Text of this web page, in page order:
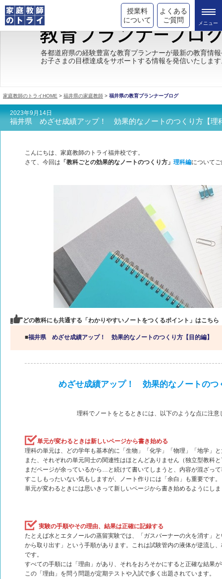
授業料
について
よくある
ご質問
トライの教育理念
成績が上がる理由
都道府県別情報
合格体験談
受験情報
各都道府県の経験豊富な教育プランナーが最新の教育情
お子さまの目標達成をサポートする情報を発信いたしま
家庭教師のトライHOME > 福井県の家庭教師 > 福井県の教育プランナーブログ
2023年9月14日
福井県 めざせ成績アップ！ 効果的なノートのつくり方【理
こんにちは、家庭教師のトライ福井校です。
さて、今回は 「教科ごとの効果的なノートのつくり方」理科編について
どの教科にも共通する「わかりやすいノートをつくるポイント」はこちら
■福井県 めざせ成績アップ！ 効果的なノートのつくり方【目的編】
めざせ成績アップ！ 効果的なノートのつ
理科でノートをとるときには、以下のような点に注意
単元が変わるときは新しいページから書き始める
理科の単元は、どの学年も基本的に「生物」「化学」「物理」「地学」
また、それぞれの単元同士の関連性はほとんどありません（独立型教科
まだページが余っているから…と続けて書いてしまうと、内容が混ざっ
すこしもったいない気もしますが、ノート作りには「余白」も重要です。
単元が変わるときには思いきって新しいページから書き始めるようにし
実験の手順やその理由、結果は正確に記録する
たとえば水とエタノールの蒸留実験では、「ガスバーナーの火を消す」
から取り出す」という手順があります。これは試験管内の液体が逆流し
です。
すべての手順には「理由」があり、それをおろそかにすると正確な結果
この「理由」を問う問題が定期テストや入試で多く出題されています。